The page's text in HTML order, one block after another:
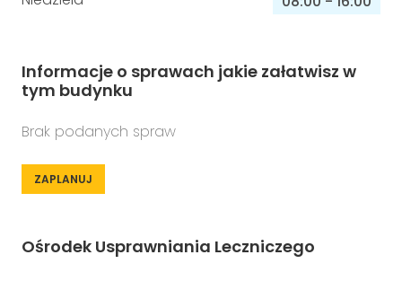
Informacje o sprawach jakie załatwisz w
tym budynku
Brak podanych spraw
ZAPLANUJ
Ośrodek Usprawniania Leczniczego